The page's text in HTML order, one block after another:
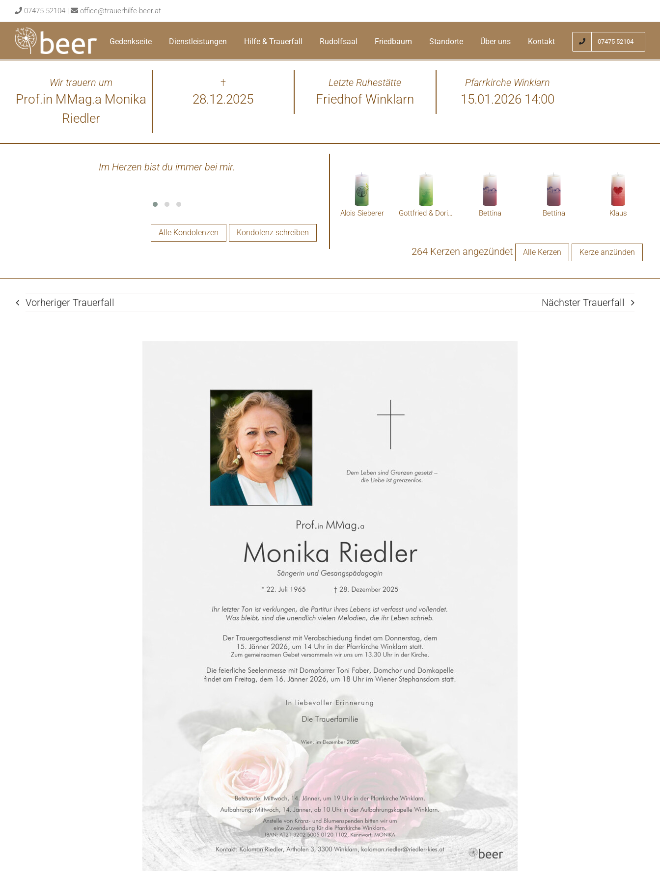
to
content
07475 52104 | office@trauerhilfe-beer.at
Gedenkseite Dienstleistungen Hilfe & Trauerfall Rudolfsaal Friedbaum Standorte Über uns Kontakt 07475 52104
Wir trauern um
Prof.in MMag.a Monika
Riedler
†
28.12.2025
Letzte Ruhestätte
Friedhof Winklarn
Pfarrkirche Winklarn
15.01.2026 14:00
Im Herzen bist du immer bei mir.
第一次见您的时候，我带着我的刚满一岁的孩子，现在他都快十岁
了。永远不会忘记您帮助我将我的演唱状态从生产后调整到顺利的考
上音乐学院，还鼓励我一直坚持站在歌剧舞台上。有太多的话来不及
跟您说，请您接受我对您的怀念。
Beileid
erlebt
Alle Kondolenzen Kondolenz schreiben
Alois Sieberer Gottfried & Doris Holzinger Bettina Bettina Klaus
264 Kerzen angezündet Alle Kerzen Kerze anzünden
Vorheriger Trauerfall Nächster Trauerfall